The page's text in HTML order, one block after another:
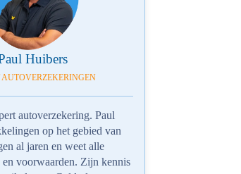
Huibers
AUTOVERZEKERINGEN
autoverzekering. Paul
op het gebied van
al jaren en weet alle
en voorwaarden. Zijn kennis